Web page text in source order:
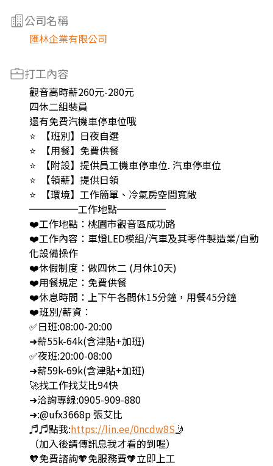
公司名稱
匯林企業有限公司
打工內容
觀音高時薪260元-280元
四休二組裝員
還有免費汽機車停車位哦
⭐️ 【班別】日夜自選
⭐️ 【用餐】免費供餐
⭐️ 【附設】提供員工機車停車位. 汽車停車位
⭐️ 【領薪】提供日領
⭐️ 【環境】工作簡單、冷氣房空間寬敞
═════工作地點═════
❤️工作地點：桃園市觀音區成功路
❤️工作內容：車燈LED模組/汽車及其零件製造業/自動
化設備操作
❤️休假制度：做四休二 (月休10天)
❤️用餐規定：免費供餐
❤️休息時間：上下午各間休15分鐘，用餐45分鐘
❤️班別/薪資：
✅日班:08:00-20:00
➜薪55k-64k(含津貼+加班)
✅夜班:20:00-08:00
➜薪59k-69k(含津貼+加班)
🚀找工作找艾比94快
➜洽詢專線:0905-909-880
➜:@ufx3668p 張艾比
♬♬點我:https://lin.ee/0ncdw8S🤳
（加入後請傳訊息我才看的到喔）
🧡免費諮詢🧡免服務費🧡立即上工